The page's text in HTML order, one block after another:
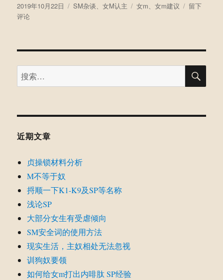
发
布
2019年10月22日
分
SM杂谈、女M认主
标
女m、女m建议
于
槃，
不
静
而
留下
评论
搜
索：
搜
近期文章
贞操锁材料分析
M不等于奴
捋顺一下K1-K9及SP等名称
浅论SP
大部分女生有受虐倾向
SM安全词的使用方法
现实生活，主奴相处无法忽视
训狗奴要领
如何给女m打出内啡肽 SP经验